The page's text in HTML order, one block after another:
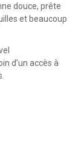
douce, prête
et beaucoup
d’un accès à